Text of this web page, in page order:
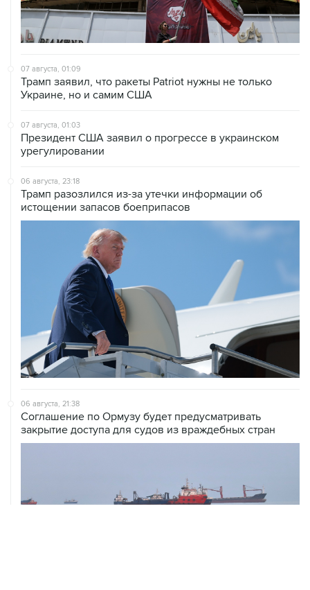
07 августа, 01:09
Трамп заявил, что ракеты Patriot нужны не только
Украине, но и самим США
07 августа, 01:03
Президент США заявил о прогрессе в украинском
урегулировании
06 августа, 23:18
Трамп разозлился из-за утечки информации об
истощении запасов боеприпасов
06 августа, 21:38
Соглашение по Ормузу будет предусматривать
закрытие доступа для судов из враждебных стран